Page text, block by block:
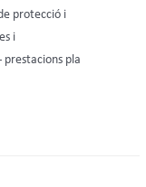
protecció i
i
prestacions pla